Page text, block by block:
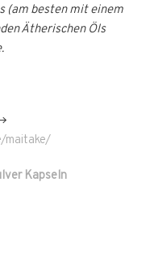
(am besten mit einem
Ätherischen Öls
maitake/
Kapseln